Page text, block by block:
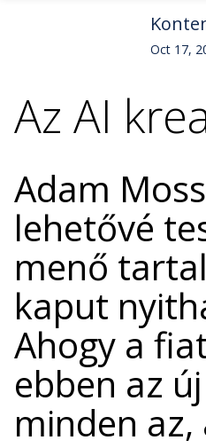
Oct 17,
Az AI
Adam
lehetővé
menő
kaput
Ahogy a
ebben az
minden